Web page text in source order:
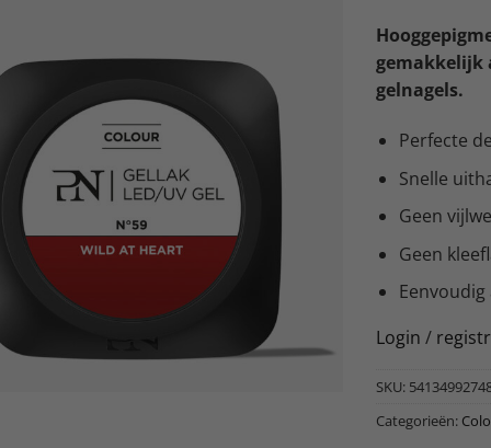
gemakkelijk
gelnagels.
Perfecte
Snelle
Geen
Geen
Login /
SKU:
Categorieën: